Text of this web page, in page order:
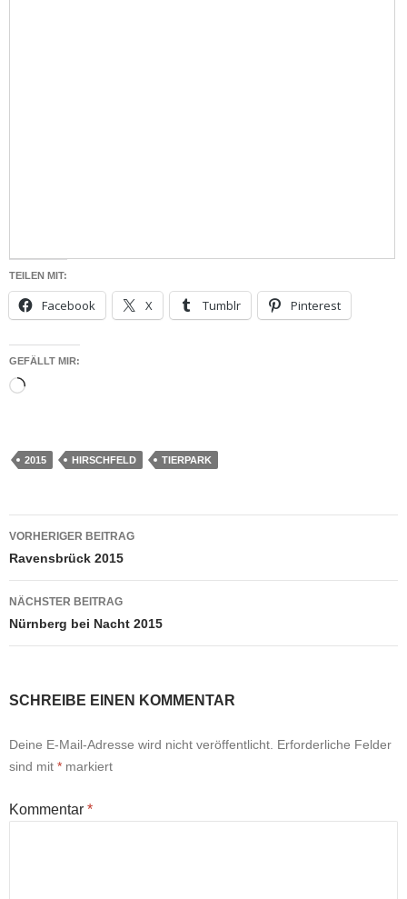
TEILEN MIT:
Facebook X Tumblr Pinterest
GEFÄLLT MIR:
Wird
2015 HIRSCHFELD TIERPARK
Beitragsnavigation
VORHERIGER BEITRAG
Ravensbrück 2015
NÄCHSTER BEITRAG
Nürnberg bei Nacht 2015
SCHREIBE EINEN KOMMENTAR
Deine E-Mail-Adresse wird nicht veröffentlicht. Erforderliche Felder
sind mit * markiert
Kommentar *